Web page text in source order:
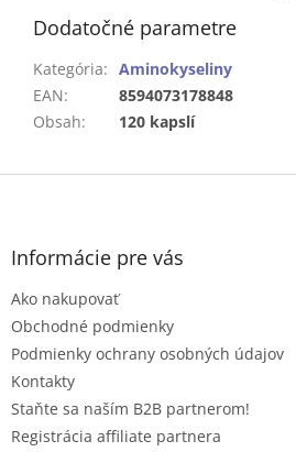
Dodatočné parametre
Kategória: Aminokyseliny
EAN:
8594073178848
Obsah: 120 kapslí
Z
Informácie pre vás
Ako nakupovať
Obchodné podmienky
Podmienky ochrany osobných údajov
Kontakty
Staňte sa naším B2B partnerom!
Registrácia affiliate partnera